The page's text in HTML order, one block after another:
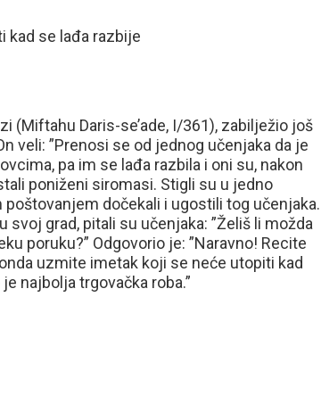
kad se lađa razbije
(Miftahu Daris-se’ade, I/361), zabilježio još
veli: ”Prenosi se od jednog učenjaka da je
pa im se lađa razbila i oni su, nakon
poniženi siromasi. Stigli su u jedno
dočekali i ugostili tog učenjaka.
svoj grad, pitali su učenjaka: ”Želiš li možda
poruku?” Odgovorio je: ”Naravno! Recite
uzmite imetak koji se neće utopiti kad
najbolja trgovačka roba.”